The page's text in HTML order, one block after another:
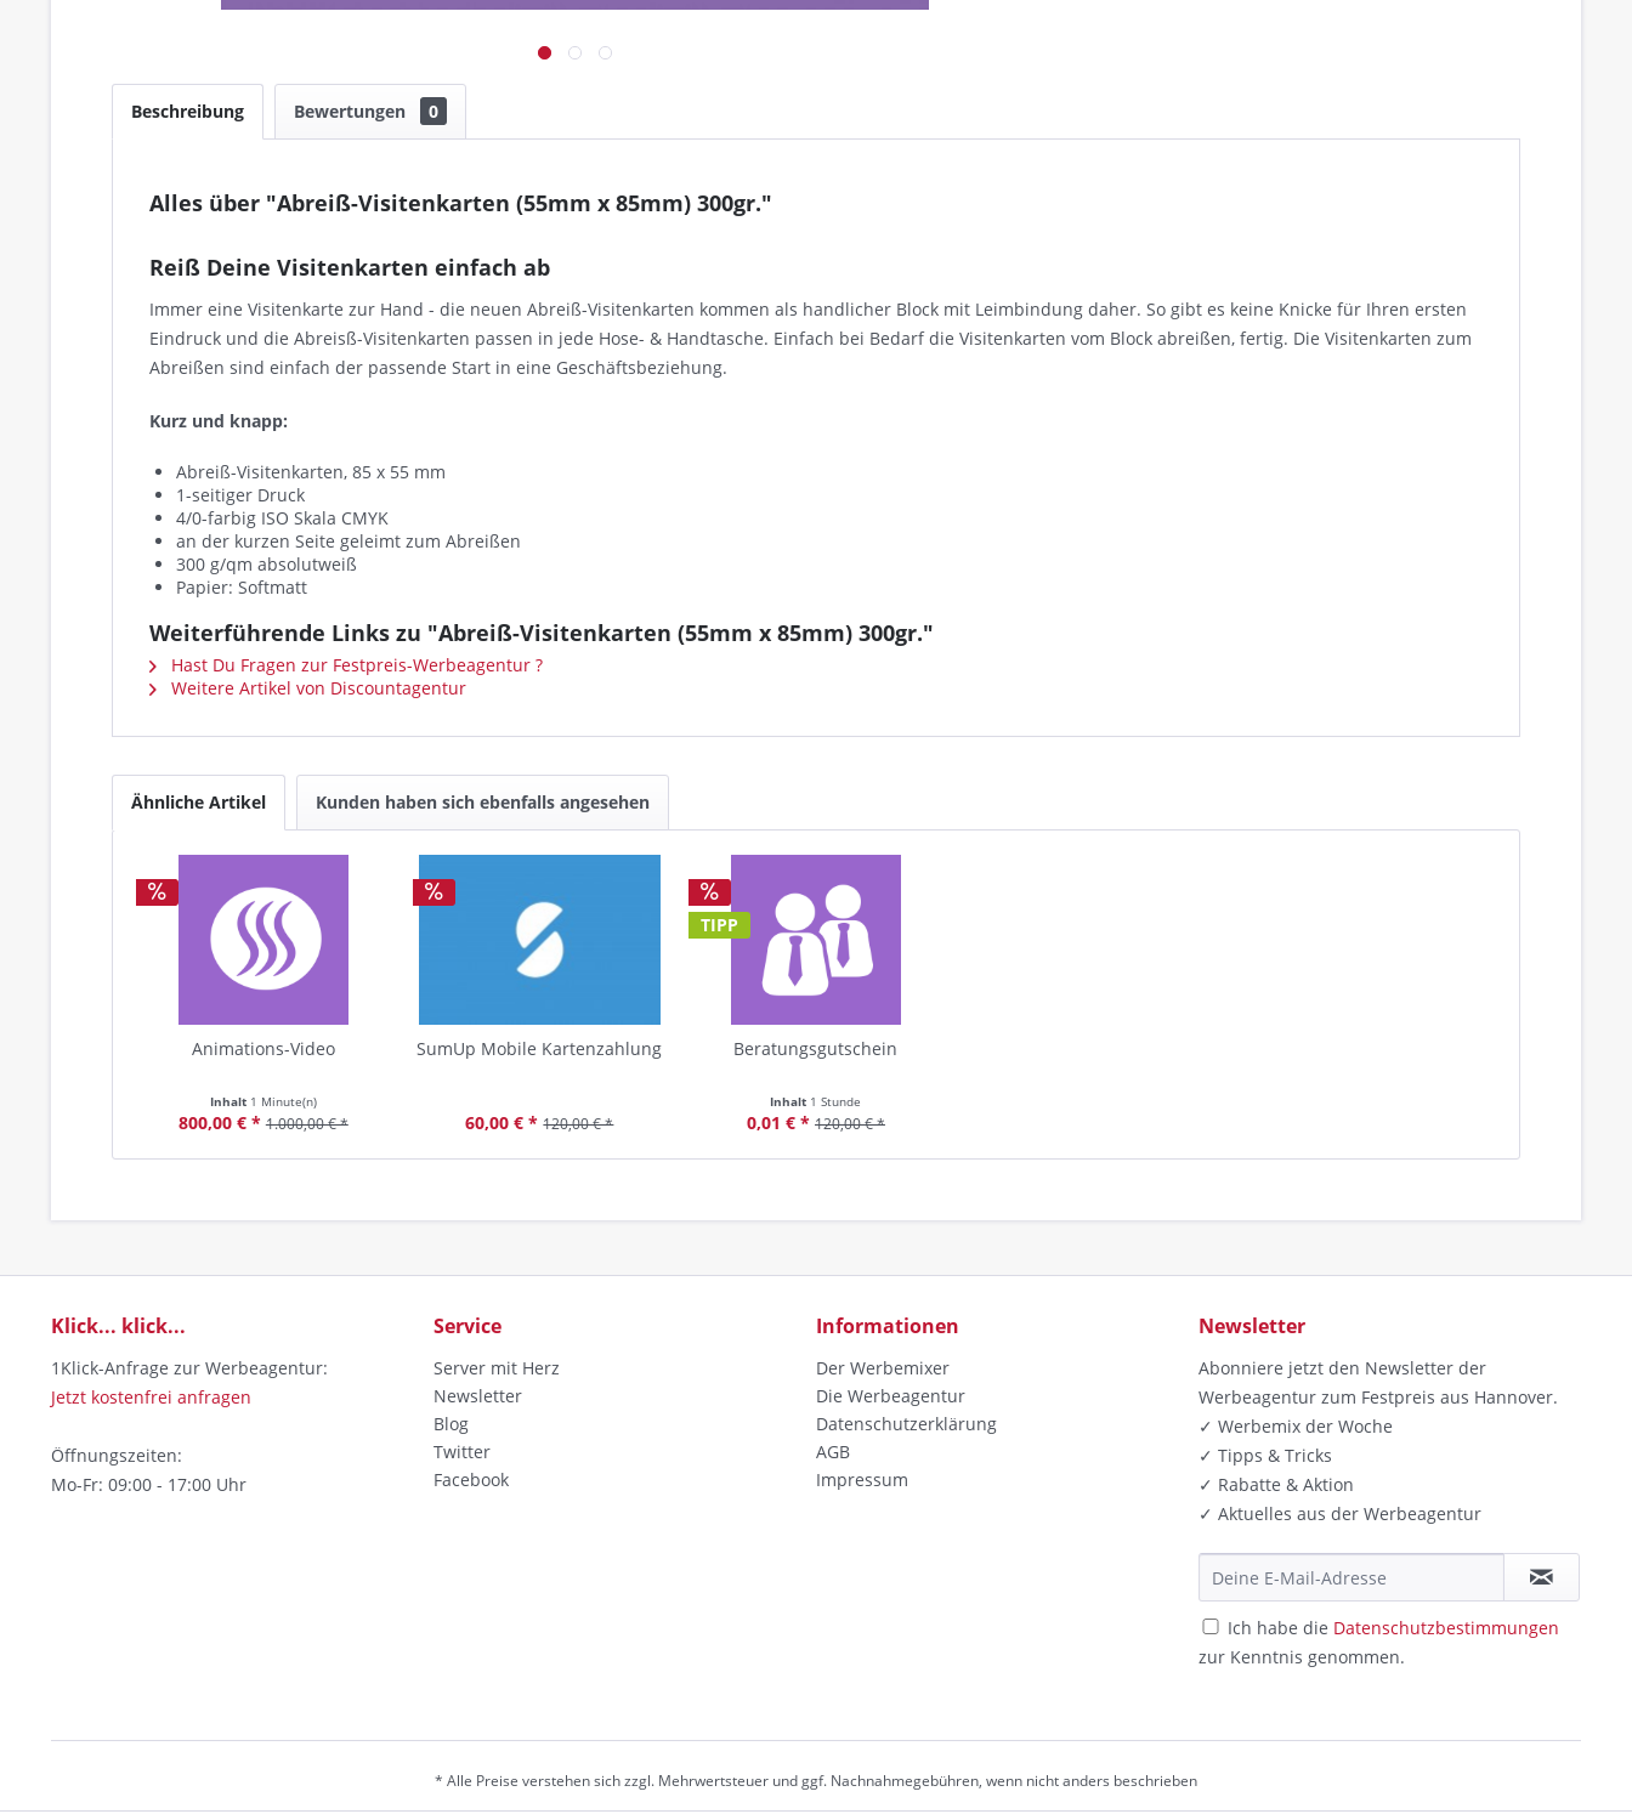
Beschreibung Bewertungen 0
Alles über "Abreiß-Visitenkarten (55mm x 85mm) 300gr."
Reiß Deine Visitenkarten einfach ab
Immer eine Visitenkarte zur Hand - die neuen Abreiß-Visitenkarten kommen als handlicher Block mit Leimbindung daher. So gibt es keine Knicke für Ihren ersten
Eindruck und die Abreisß-Visitenkarten passen in jede Hose- & Handtasche. Einfach bei Bedarf die Visitenkarten vom Block abreißen, fertig. Die Visitenkarten zum
Abreißen sind einfach der passende Start in eine Geschäftsbeziehung.
Kurz und knapp:
Abreiß-Visitenkarten, 85 x 55 mm
1-seitiger Druck
4/0-farbig ISO Skala CMYK
an der kurzen Seite geleimt zum Abreißen
300 g/qm absolutweiß
Papier: Softmatt
Weiterführende Links zu "Abreiß-Visitenkarten (55mm x 85mm) 300gr."
Hast Du Fragen zur Festpreis-Werbeagentur ?
Weitere Artikel von Discountagentur
Ähnliche Artikel Kunden haben sich ebenfalls angesehen
Animations-Video
Inhalt 1 Minute(n)
800,00 € * 1.000,00 € *
SumUp Mobile Kartenzahlung
60,00 € * 120,00 € *
TIPP
Beratungsgutschein
Inhalt 1 Stunde
0,01 € * 120,00 € *
Klick... klick...
1Klick-Anfrage zur Werbeagentur:
Jetzt kostenfrei anfragen
Öffnungszeiten:
Mo-Fr: 09:00 - 17:00 Uhr
Service
Server mit Herz
Newsletter
Blog
Twitter
Facebook
Informationen
Der Werbemixer
Die Werbeagentur
Datenschutzerklärung
AGB
Impressum
Newsletter
Abonniere jetzt den Newsletter der
Werbeagentur zum Festpreis aus Hannover.
✓ Werbemix der Woche
✓ Tipps & Tricks
✓ Rabatte & Aktion
✓ Aktuelles aus der Werbeagentur
Ich habe die Datenschutzbestimmungen
zur Kenntnis genommen.
* Alle Preise verstehen sich zzgl. Mehrwertsteuer und ggf. Nachnahmegebühren, wenn nicht anders beschrieben